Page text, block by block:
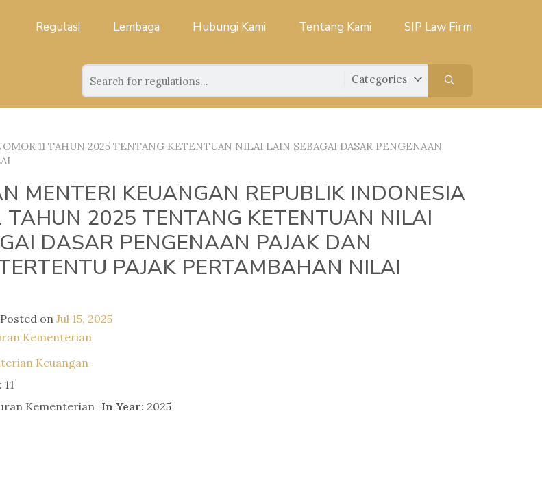
Regulasi Lembaga Hubungi Kami Tentang Kami SIP Law Firm
11 TAHUN 2025 TENTANG KETENTUAN NILAI LAIN SEBAGAI DASAR PENGENAAN
MENTERI KEUANGAN REPUBLIK INDONESIA
TAHUN 2025 TENTANG KETENTUAN NILAI
DASAR PENGENAAN PAJAK DAN
PAJAK PERTAMBAHAN NILAI
Posted on Jul 15, 2025
Kementerian
Keuangan
11
Kementerian In Year: 2025